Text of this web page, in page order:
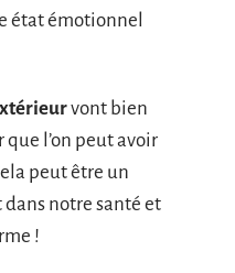
état émotionnel
vont bien
l’on peut avoir
peut être un
notre santé et
!